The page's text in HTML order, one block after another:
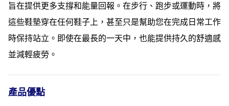
旨在提供更多支撐和能量回報。在步行、跑步或運動時，將
這些鞋墊穿在任何鞋子上，甚至只是幫助您在完成日常工作
時保持站立。即使在最長的一天中，也能提供持久的舒適感
並減輕疲勞。
產品優點